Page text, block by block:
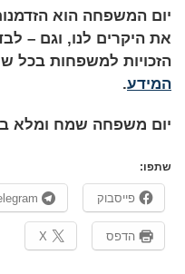
יום המשפחה הוא
את היקרים לנו, וגם –
הזכויות למשפחות בכל
המידע.
יום משפחה שמח ומלא
שתפו:
פייסבוק
הדפס X